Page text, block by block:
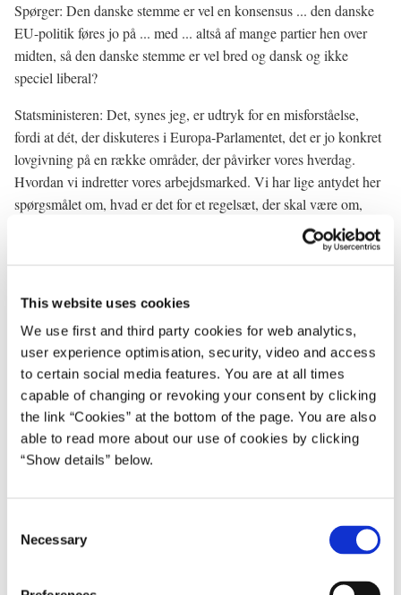
This website uses cookies
We use first and third party cookies for web analytics,
user experience optimisation, security, video and access
to certain social media features. You are at all times
capable of changing or revoking your consent by clicking
the link “Cookies” at the bottom of the page. You are also
able to read more about our use of cookies by clicking
“Show details” below.
Necessary
Spørger: Den danske stemme er vel en konsensus ... den danske
EU-politik føres jo på ... med ... altså af mange partier hen over
midten, så den danske stemme er vel bred og dansk og ikke
speciel liberal?
Statsministeren: Det, synes jeg, er udtryk for en misforståelse,
fordi at dét, der diskuteres i Europa-Parlamentet, det er jo konkret
lovgivning på en række områder, der påvirker vores hverdag.
Hvordan vi indretter vores arbejdsmarked. Vi har lige antydet her
spørgsmålet om, hvad er det for et regelsæt, der skal være om,
hvilke programmer man skal se i tv og sådan noget, og der lægger
jeg da vægt på, at nogen af de værdier, der kendetegner det åbne
så jeg er sådan set meget tilfreds med, at lige præcis mit eget partis
Venstre i den her situation i parlamentet, det er sådan set en
stemme, man får det samme for, som hvis man stemte på Venstre i
Folketinget.
Spørger: Er Venstre blevet mere EU-skeptisk – mere EU-kritisk,
hvis man sådan ser det over det sidste årti, og hvordan vil du selv
... hvor vil du selv trække partiet hen i det spørgsmål?
politiske ramme ved siden af Folketinget ingen tvivl om det. Der
knytter sig ufattelig mange værdier til den udvikling, der har
hvor vi har fri bevægelighed for varer og tjenesteydelser og